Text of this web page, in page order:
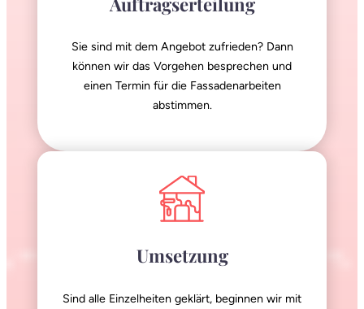
Sie sind mit dem Angebot zufrieden? Dann
können wir das Vorgehen besprechen und
einen Termin für die Fassadenarbeiten
abstimmen.
Umsetzung
Sind alle Einzelheiten geklärt, beginnen wir mit